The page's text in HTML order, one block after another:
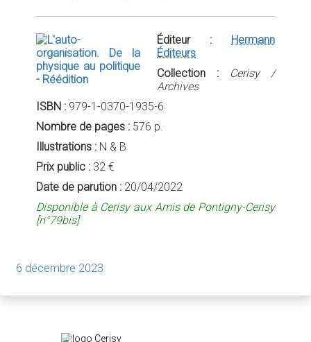
Éditeur :
Hermann
Éditeurs
Collection :
Cerisy /
Archives
ISBN : 979-1-0370-1935-6
Nombre de pages : 576 p.
Illustrations : N & B
Prix public : 32 €
Date de parution : 20/04/2022
Disponible à Cerisy aux Amis de Pontigny-Cerisy
[n°79bis]
6 décembre 2023